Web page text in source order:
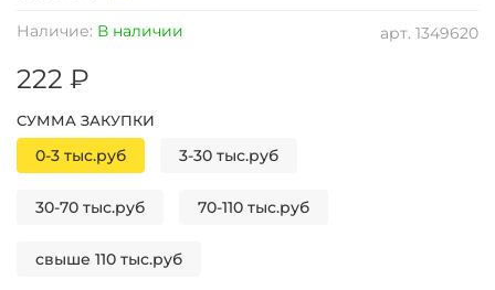
арт. 1349620
Наличие: В наличии
222 ₽
СУММА ЗАКУПКИ
0-3 тыс.руб 3-30 тыс.руб
30-70 тыс.руб 70-110 тыс.руб
свыше 110 тыс.руб